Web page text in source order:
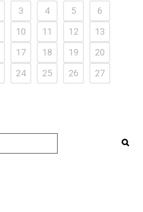
3 4 5
6
10 11 12
13
17 18 19
20
24 25 26 27